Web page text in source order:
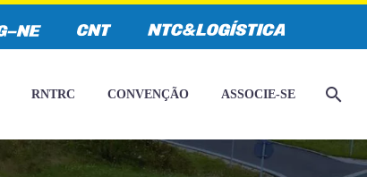
RNTRC CONVENÇÃO ASSOCIE-SE